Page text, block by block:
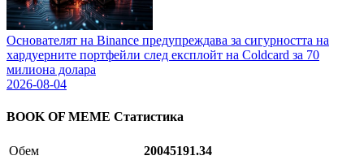
Основателят на Binance предупреждава за сигурността на
хардуерните портфейли след експлойт на Coldcard за 70
милиона долара
2026-08-04
BOOK OF MEME Статистика
Обем
20045191.34